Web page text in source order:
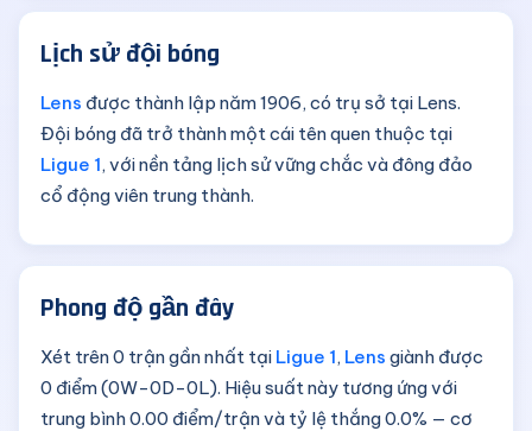
Lịch sử đội bóng
Lens được thành lập năm 1906, có trụ sở tại Lens.
Đội bóng đã trở thành một cái tên quen thuộc tại
Ligue 1, với nền tảng lịch sử vững chắc và đông đảo
cổ động viên trung thành.
Phong độ gần đây
Xét trên 0 trận gần nhất tại Ligue 1, Lens giành được
0 điểm (0W-0D-0L). Hiệu suất này tương ứng với
trung bình 0.00 điểm/trận và tỷ lệ thắng 0.0% — cơ